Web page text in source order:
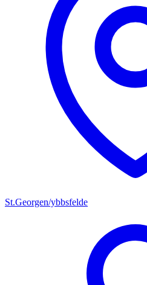
St.Georgen/ybbsfelde